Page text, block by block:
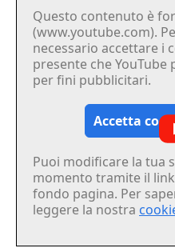
25 ottobre 2019
Questo contenuto è
(www.youtube.com).
necessario accettare i
presente che
per fini pubblicitari.
Accetta
Puoi modificare la tua
momento tramite il
fondo pagina. Per
leggere la nostra